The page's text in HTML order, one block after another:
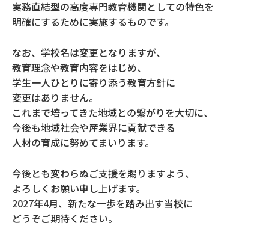
実務直結型の高度専門教育機関としての特色を
明確にするために実施するものです。
なお、学校名は変更となりますが、
教育理念や教育内容をはじめ、
学生一人ひとりに寄り添う教育方針に
変更はありません。
これまで培ってきた地域との繋がりを大切に、
今後も地域社会や産業界に貢献できる
人材の育成に努めてまいります。
今後とも変わらぬご支援を賜りますよう、
よろしくお願い申し上げます。
2027年4月、新たな一歩を踏み出す当校に
どうぞご期待ください。